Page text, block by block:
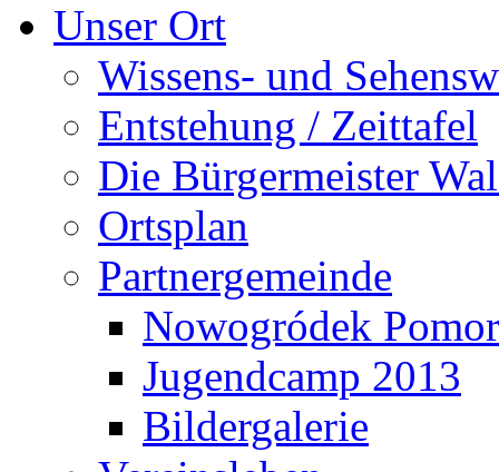
Unser Ort
Wissens- und
Entstehung / Zeittafel
Die Bürgermeister
Ortsplan
Partnergemeinde
Nowogródek
Jugendcamp 2013
Bildergalerie